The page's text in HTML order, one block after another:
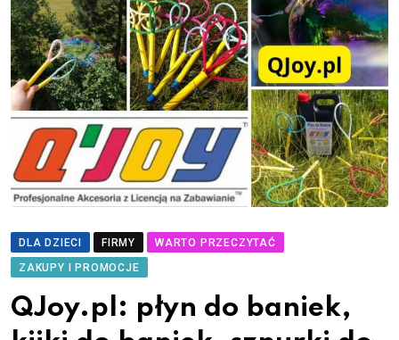
DLA DZIECI FIRMY
WARTO PRZECZYTAĆ
ZAKUPY I PROMOCJE
QJoy.pl: płyn do baniek,